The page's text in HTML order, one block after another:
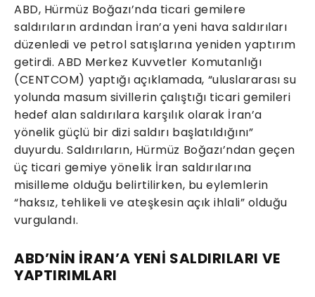
ABD, Hürmüz Boğazı’nda ticari gemilere
saldırıların ardından İran’a yeni hava saldırıları
düzenledi ve petrol satışlarına yeniden yaptırım
getirdi. ABD Merkez Kuvvetler Komutanlığı
(CENTCOM) yaptığı açıklamada, “uluslararası su
yolunda masum sivillerin çalıştığı ticari gemileri
hedef alan saldırılara karşılık olarak İran’a
yönelik güçlü bir dizi saldırı başlatıldığını”
duyurdu. Saldırıların, Hürmüz Boğazı’ndan geçen
üç ticari gemiye yönelik İran saldırılarına
misilleme olduğu belirtilirken, bu eylemlerin
“haksız, tehlikeli ve ateşkesin açık ihlali” olduğu
vurgulandı.
ABD’NİN İRAN’A YENİ SALDIRILARI VE
YAPTIRIMLARI